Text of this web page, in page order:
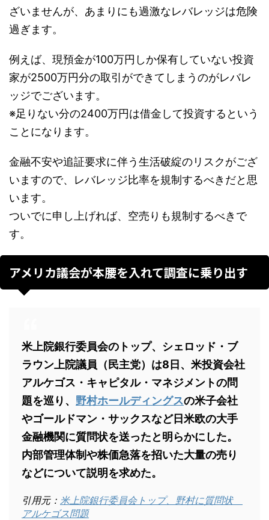
ざいませんが、あまりにも過激なレバレッジは危険
過ぎます。
例えば、現預金が100万円しか保有していない投資
家が2500万円分の取引ができてしまうのがレバレ
ッジでございます。
※足りない分の2400万円は借金して投資するという
ことになります。
金融不安や追証要求に伴う生活破綻のリスクがござ
いますので、レバレッジ比率を規制するべきだと思
います。
ついでに申し上げれば、空売りも規制するべきで
す。
アメリカ議会が本腰を入れて調査に乗り出す
米上院銀行委員会のトップ、シェロッド・ブ
ラウン上院議員（民主党）は8日、米投資会社
アルケゴス・キャピタル・マネジメントの問
題を巡り、 野村ホールディングスの米子会社
やゴールドマン・サックスなど日米欧の大手
金融機関に質問状を送ったと明らかにした。
内部管理体制や株価急落を招いた大量の売り
などについて説明を求めた。
引用元： 米上院銀行委員会トップ、野村に質問状
アルケゴス問題